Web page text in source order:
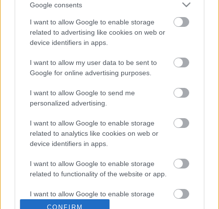
Google consents
I want to allow Google to enable storage
related to advertising like cookies on web or
device identifiers in apps.
I want to allow my user data to be sent to
Google for online advertising purposes.
I want to allow Google to send me
personalized advertising.
I want to allow Google to enable storage
related to analytics like cookies on web or
device identifiers in apps.
I want to allow Google to enable storage
related to functionality of the website or app.
I want to allow Google to enable storage
related to personalization.
CONFIRM
áfaemelés miatt; egy BKV-jegy 300 forint lesz, a havi
bérlet pedig 9400 forint – döntött szerdán a Fővárosi
Közgyűlés. Az MSZP és az SZDSZ képviselőinek
szavazataival, vita…
300 forint lesz a BKV-menetjegy
A főpolgármesteri kabinet hétfői ülésén foglalkozott
az áfa-emelés BKV-tarifákra gyakorolt hatásával.
Július 1-étől ugyanis az áfa 20 százalékos kulcsa 25
százalékra emelkedik, ami 1,2 milliárd forintos
főpolgármesteri…
Kiherélték a BKV-vezér átalakítási